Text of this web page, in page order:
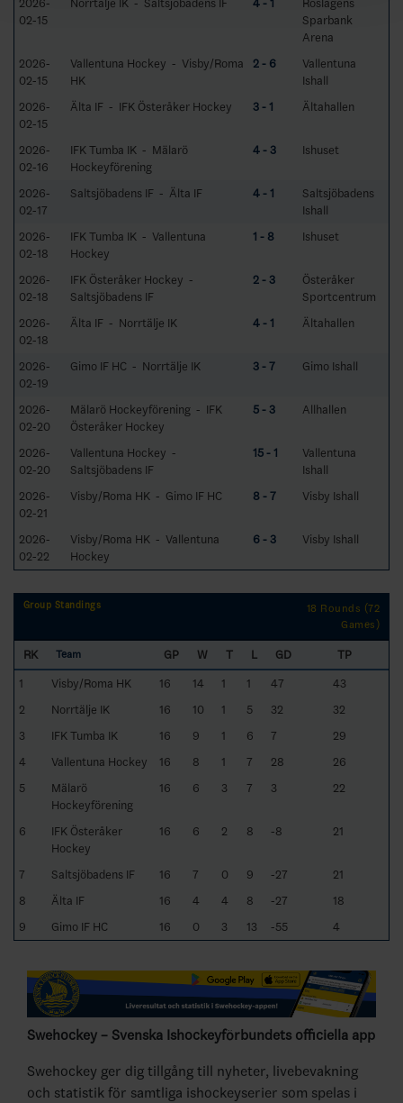
02-15
Sparbank
Arena
2026-
02-15
Vallentuna Hockey - Visby/Roma
HK
2 - 6
Vallentuna
Ishall
2026-
02-15
Älta IF - IFK Österåker Hockey 3 - 1 Ältahallen
2026-
02-16
IFK Tumba IK - Mälarö
Hockeyförening
4 - 3 Ishuset
2026-
02-17
Saltsjöbadens IF - Älta IF 4 - 1
Saltsjöbadens
Ishall
2026-
02-18
IFK Tumba IK - Vallentuna
Hockey
1 - 8 Ishuset
2026-
02-18
IFK Österåker Hockey -
Saltsjöbadens IF
2 - 3
Österåker
Sportcentrum
2026-
02-18
Älta IF - Norrtälje IK 4 - 1 Ältahallen
2026-
02-19
Gimo IF HC - Norrtälje IK 3 - 7 Gimo Ishall
2026-
02-20
Mälarö Hockeyförening - IFK
Österåker Hockey
5 - 3 Allhallen
2026-
02-20
Vallentuna Hockey -
Saltsjöbadens IF
15 - 1
Vallentuna
Ishall
2026-
02-21
Visby/Roma HK - Gimo IF HC 8 - 7 Visby Ishall
2026-
02-22
Visby/Roma HK - Vallentuna
Hockey
6 - 3 Visby Ishall
Group Standings
18 Rounds (72
Games)
RK Team GP W T L GD
TP
1
Visby/Roma HK 16 14 1 1 47
43
2
Norrtälje IK 16 10 1 5 32
32
3
IFK Tumba IK 16 9 1 6 7
29
4
Vallentuna Hockey 16 8 1 7 28
26
5
Mälarö
Hockeyförening
16 6 3 7 3 22
6
IFK Österåker
Hockey
16 6 2 8 -8 21
7 Saltsjöbadens IF 16 7 0 9 -27
21
8
Älta IF 16 4 4 8 -27
18
9
Gimo IF HC 16 0 3 13 -55 4
Swehockey – Svenska Ishockeyförbundets officiella app
Swehockey ger dig tillgång till nyheter, livebevakning
och statistik för samtliga ishockeyserier som spelas i